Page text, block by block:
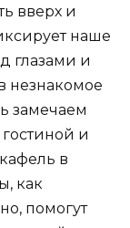
вверх и
наше
глазами и
незнакомое
замечаем
и
в
как
помогут